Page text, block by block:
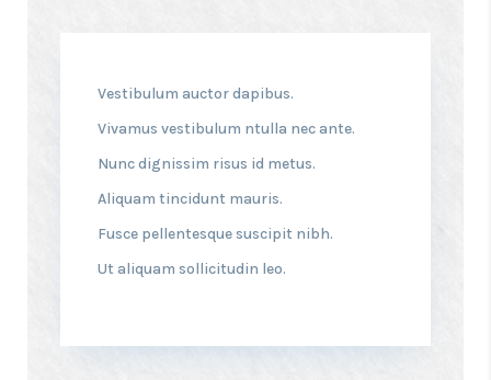
Vestibulum auctor dapibus.
Vivamus vestibulum ntulla nec ante.
Nunc dignissim risus id metus.
Aliquam tincidunt mauris.
Fusce pellentesque suscipit nibh.
Ut aliquam sollicitudin leo.